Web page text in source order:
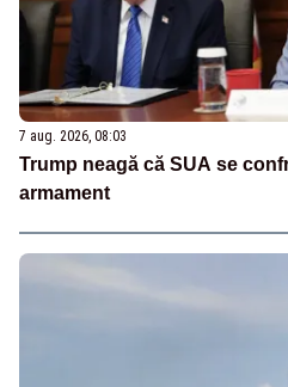
7 aug. 2026, 08:03
Trump neagă că SUA se
armament